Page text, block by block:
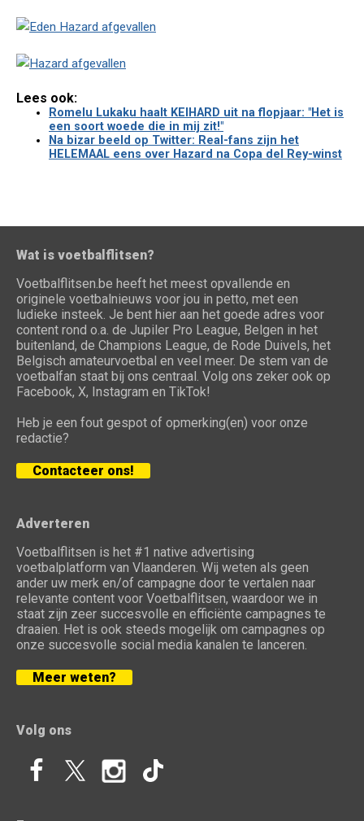
Lees ook:
Romelu Lukaku haalt KEIHARD uit na flopjaar: "Het is
een soort woede die in mij zit!"
Na bizar beeld op Twitter: Real-fans zijn het
HELEMAAL eens over Hazard na Copa del Rey-winst
Wat is voetbalflitsen?
Voetbalflitsen.be heeft het meest opvallende en
originele voetbalnieuws voor jou in petto, met een
ludieke insteek. Je bent hier aan het goede adres voor
content rond o.a. de Jupiler Pro League, Belgen in het
buitenland, de Champions League, de Rode Duivels, het
Belgisch amateurvoetbal en veel meer. De stem van de
voetbalfan staat bij ons centraal. Volg ons zeker ook op
Facebook, X, Instagram en TikTok!
Heb je een fout gespot of opmerking(en) voor onze
redactie?
Contacteer ons!
Adverteren
Voetbalflitsen is het #1 native advertising
voetbalplatform van Vlaanderen. Wij weten als geen
ander uw merk en/of campagne door te vertalen naar
relevante content voor Voetbalflitsen, waardoor we in
staat zijn zeer succesvolle en efficiënte campagnes te
draaien. Het is ook steeds mogelijk om campagnes op
onze succesvolle social media kanalen te lanceren.
Meer weten?
Volg ons